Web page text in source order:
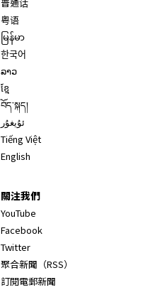
普通话
粤语
မြန်မာ
한국어
ລາວ
ខ្មែ
བོད་སྐད།
ئۇيغۇر
Tiếng Việt
English
關注我們
YouTube
Facebook
Twitter
聚合新聞（RSS）
訂閱電郵新聞